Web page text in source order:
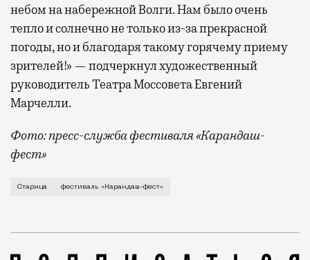
небом на набережной Волги. Нам было очень
тепло и солнечно не только из-за прекрасной
погоды, но и благодаря такому горячему приему
зрителей!» — подчеркнул художественный
руководитель Театра Моссовета Евгений
Марчелли.
Фото: пресс-служба фестиваля «Карандаш-
фест»
В минувший уикенд маленькая Старица в
Старица фестиваль «Карандаш-фест»